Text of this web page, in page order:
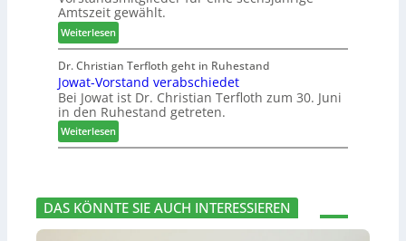
a
h
l
e
n
e
i
P
r
o
d
u
k
t
s
h
e
e
r
t
N
a
c
h
b
e
e
r
u
Amtszeit gewählt.
Weiterlesen:
V
e
r
s
a
m
g
:
Dr. Christian Terfloth geht in Ruhestand
Jowat-Vorstand verabschiedet
Bei Jowat ist Dr. Christian Terfloth zum 30. Juni
in den Ruhestand getreten.
Weiterlesen:
J
a
t
-
DAS KÖNNTE SIE AUCH INTERESSIEREN